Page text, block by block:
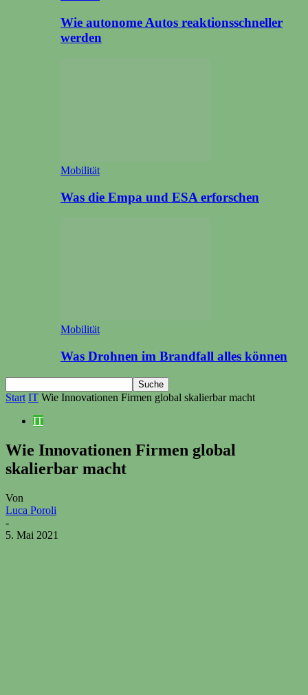
Wie autonome Autos reaktionsschneller
werden
Mobilität
Was die Empa und ESA erforschen
Mobilität
Was Drohnen im Brandfall alles können
Start IT Wie Innovationen Firmen global skalierbar macht
IT
Wie Innovationen Firmen global
skalierbar macht
Von
Luca Poroli
-
5. Mai 2021